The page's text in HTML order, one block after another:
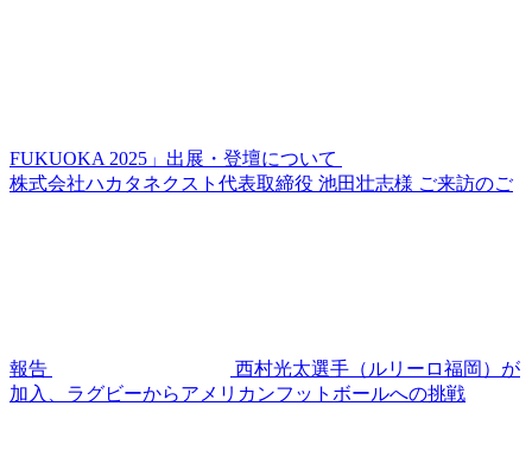
FUKUOKA 2025」出展・登壇について
株式会社ハカタネクスト代表取締役 池田壮志様 ご来訪のご
報告
西村光太選手（ルリーロ福岡）が
加入、ラグビーからアメリカンフットボールへの挑戦